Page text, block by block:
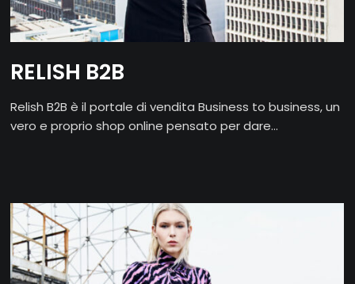
RELISH B2B
Relish B2B è il portale di vendita Business to business, un
vero e proprio shop online pensato per dare...